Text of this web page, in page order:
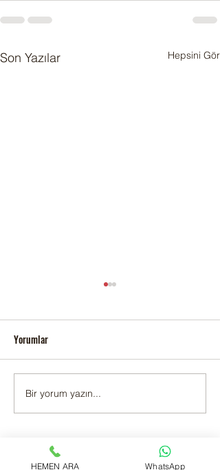
Son Yazılar Hepsini Gör
Kartal Topselvi Adak Kurban
Satış ve Kesim
Yorumlar
Bir yorum yazın...
Tüm Videolar
HEMEN ARA WhatsApp